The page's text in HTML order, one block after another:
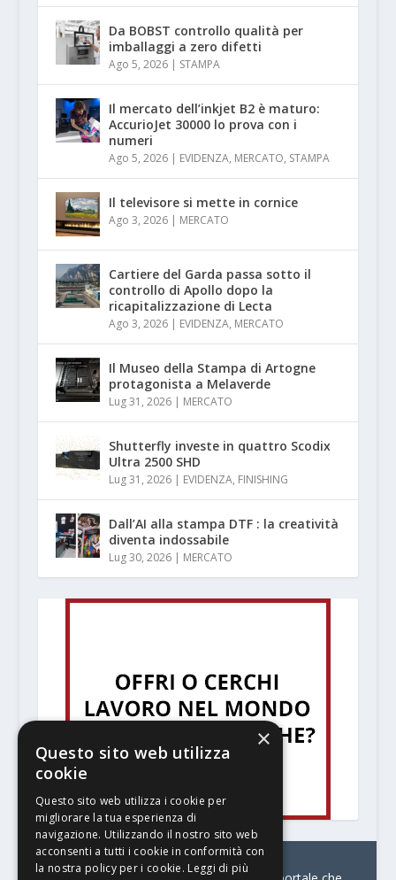
Da BOBST controllo qualità per
imballaggi a zero difetti
Ago 5, 2026| STAMPA
Il mercato dell’inkjet B2 è maturo:
AccurioJet 30000 lo prova con i
numeri
Ago 5, 2026| EVIDENZA, MERCATO, STAMPA
Il televisore si mette in cornice
Ago 3, 2026| MERCATO
Cartiere del Garda passa sotto il
controllo di Apollo dopo la
ricapitalizzazione di Lecta
Ago 3, 2026| EVIDENZA, MERCATO
Il Museo della Stampa di Artogne
protagonista a Melaverde
Lug 31, 2026| MERCATO
Shutterfly investe in quattro Scodix
Ultra 2500 SHD
Lug 31, 2026| EVIDENZA, FINISHING
Dall’AI alla stampa DTF : la creatività
diventa indossabile
Lug 30, 2026| MERCATO
×
Questo sito web utilizza
cookie
Questo sito web utilizza i cookie per
migliorare la tua esperienza di
navigazione. Utilizzando il nostro sito web
acconsenti a tutti i cookie in conformità con
la nostra policy per i cookie. Leggi di più